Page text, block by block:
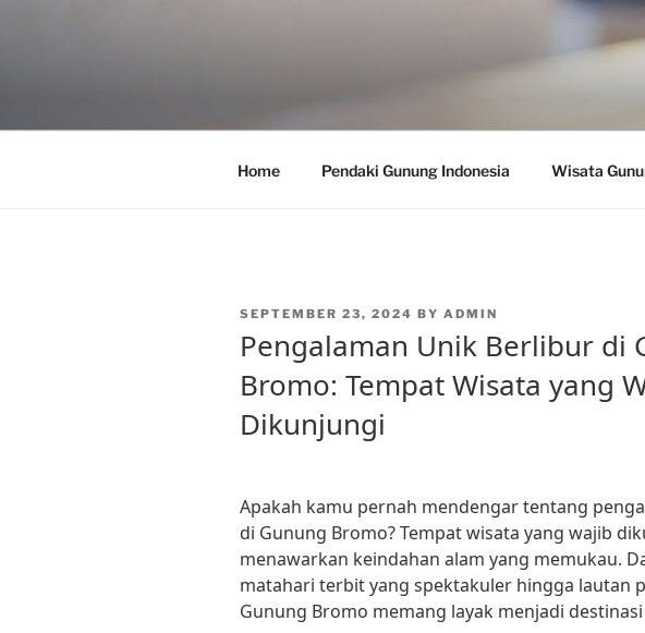
Home Pendaki Gunung Indonesia Wisata
POSTED
SEPTEMBER 23, 2024 BY ADMIN
Pengalaman Unik Berlibur di
Bromo: Tempat Wisata yang
Dikunjungi
Apakah kamu pernah mendengar tentang
di Gunung Bromo? Tempat wisata yang wajib
menawarkan keindahan alam yang memukau.
matahari terbit yang spektakuler hingga lautan
Gunung Bromo memang layak menjadi